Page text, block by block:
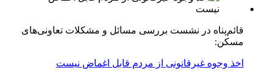
قائم‌پناه در نشست بررسی مسائل و مشکلات تعاونی‌های
مسکن:
اخذ وجوه غیرقانونی از مردم قابل اغماض نیست